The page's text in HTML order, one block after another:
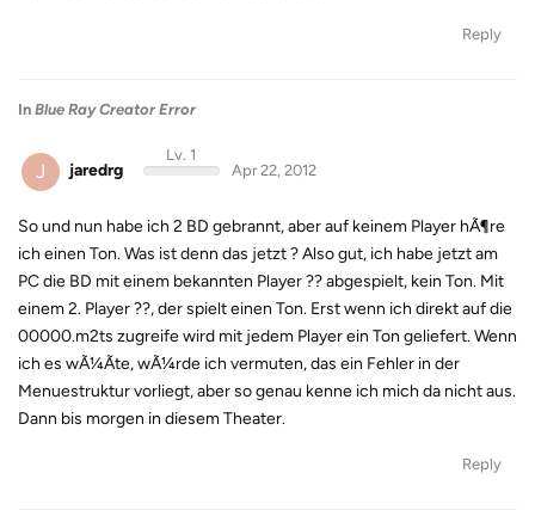
Reply
In Blue Ray Creator Error
J jaredrg
Lv. 1
Apr 22, 2012
So und nun habe ich 2 BD gebrannt, aber auf keinem Player hÃ¶re
ich einen Ton. Was ist denn das jetzt ? Also gut, ich habe jetzt am
PC die BD mit einem bekannten Player ?? abgespielt, kein Ton. Mit
einem 2. Player ??, der spielt einen Ton. Erst wenn ich direkt auf die
00000.m2ts zugreife wird mit jedem Player ein Ton geliefert. Wenn
ich es wÃ¼Ãte, wÃ¼rde ich vermuten, das ein Fehler in der
Menuestruktur vorliegt, aber so genau kenne ich mich da nicht aus.
Dann bis morgen in diesem Theater.
Reply